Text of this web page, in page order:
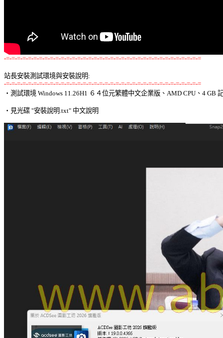
-=-=-=-=-=-=-=-=-=-=-=-=-=-=-=-=-=-=-=-=-=-=-=-=-=-=-=-=-=-=-=-=-=-=-=-=
站長安裝測試環境與安裝說明:
-=-=-=-=-=-=-=-=-=-=-=-=-=-=-=-=-=-=-=-=-=-=-=-=-=-=-=-=-=-=-=-=-=-=-=-=
‧測試環境 Windows 11.26H1 ６４位元繁體中文企業版、AMD CPU、4 GB
‧見光碟 "安裝說明.txt" 中文說明